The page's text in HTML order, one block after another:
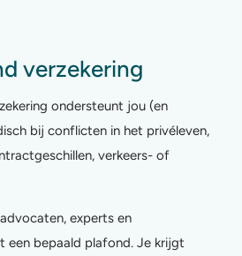
verzekering
ondersteunt jou (en
bij conflicten in het privéleven,
verkeers- of
experts en
een bepaald plafond. Je krijgt